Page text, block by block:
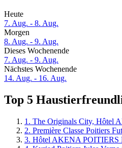
Heute
7. Aug. - 8. Aug.
Morgen
8. Aug. - 9. Aug.
Dieses Wochenende
7. Aug. - 9. Aug.
Nächstes Wochenende
14. Aug. - 16. Aug.
Top 5
1. The Originals City, Hôtel
2. Première Classe Poitiers
3. Hôtel AKENA